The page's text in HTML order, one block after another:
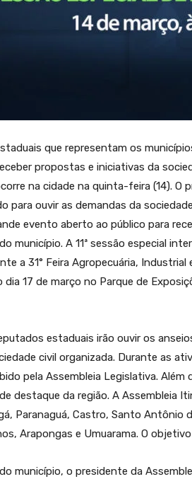
que representam os
propostas e iniciativas da
na cidade na quinta-feira (14). O
para ouvir as demandas da
evento aberto ao público para
município. A 11ª sessão especial
a 31° Feira Agropecuária,
dia 17 de março no Parque de
estaduais irão ouvir os
civil organizada. Durante as
pela Assembleia Legislativa.
destaque da região. A Assembleia
Paranaguá, Castro, Santo Antônio
Arapongas e Umuarama. O
município, o presidente da